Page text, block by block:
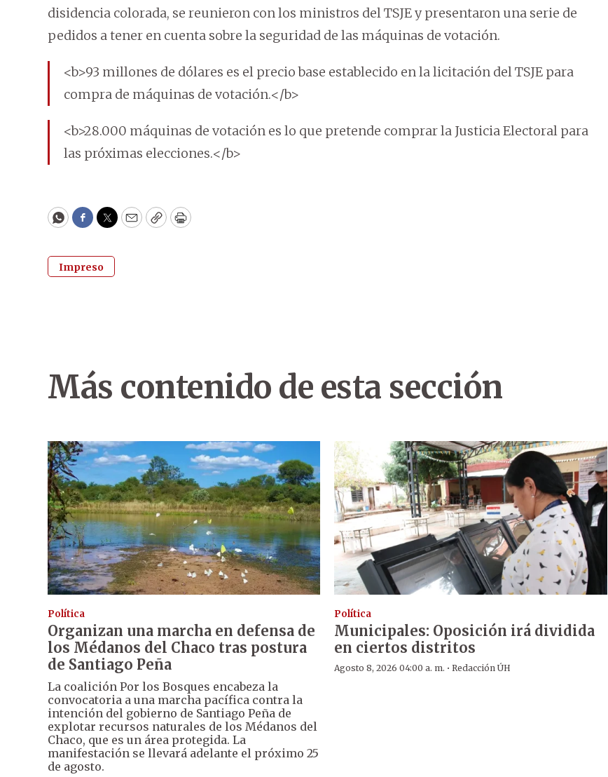
disidencia colorada, se reunieron con los ministros del TSJE y presentaron una serie de
pedidos a tener en cuenta sobre la seguridad de las máquinas de votación.
<b>93 millones de dólares es el precio base establecido en la licitación del TSJE para
compra de máquinas de votación.</b>
<b>28.000 máquinas de votación es lo que pretende comprar la Justicia Electoral para
las próximas elecciones.</b>
WhatsApp
Facebook
Twitter
EmailCopyPrint
Impreso
Más contenido de esta sección
Política
Organizan una marcha en defensa de
los Médanos del Chaco tras postura
de Santiago Peña
La coalición Por los Bosques encabeza la
convocatoria a una marcha pacífica contra la
intención del gobierno de Santiago Peña de
explotar recursos naturales de los Médanos del
Chaco, que es un área protegida. La
manifestación se llevará adelante el próximo 25
de agosto.
Política
Municipales: Oposición irá dividida
en ciertos distritos
Agosto 8, 2026 04:00 a. m. ·Redacción ÚH